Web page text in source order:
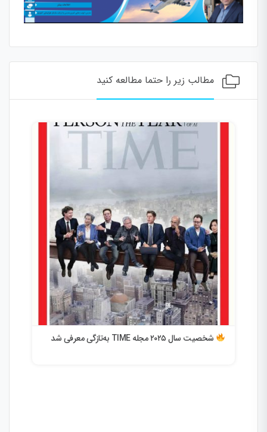
مطالب زیر را حتما مطالعه کنید
شخصیت سال ۲۰۲۵ مجله TIME به‌تازگی معرفی شد